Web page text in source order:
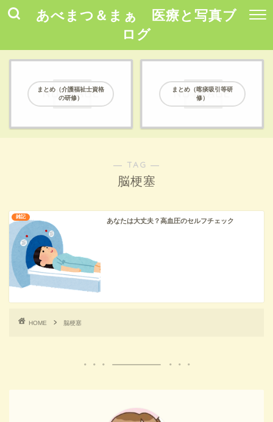
あべまつ＆まぁ 医療と写真ブ
ログ
まとめ（介護福祉士資格
の研修）
まとめ（喀痰吸引等研
修）
― TAG ―
脳梗塞
雑記
あなたは大丈夫？高血圧のセルフチェック
HOME 脳梗塞